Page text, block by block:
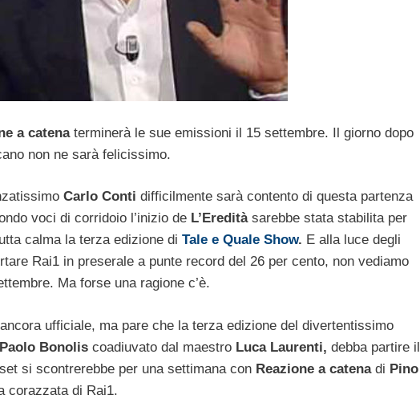
a catenaterminerà le sue emissioni il 15 settembre. Il giorno dopo
non ne sarà felicissimo.
Carlo Conti difficilmente sarà contento di questa partenza
voci di corridoio l’inizio de L’Ereditàsarebbe stata stabilita per
calma la terza edizione di Tale e Quale Show. E alla luce degli
Rai1 in preserale a punte record del 26 per cento, non vediamo
Ma forse una ragione c’è.
ufficiale, ma pare che la terza edizione del divertentissimo
Paolo Bonolis coadiuvato dal maestro Luca Laurenti, debba partire il
si scontrerebbe per una settimana con Reazione a catenadi Pino
corazzata di Rai1.